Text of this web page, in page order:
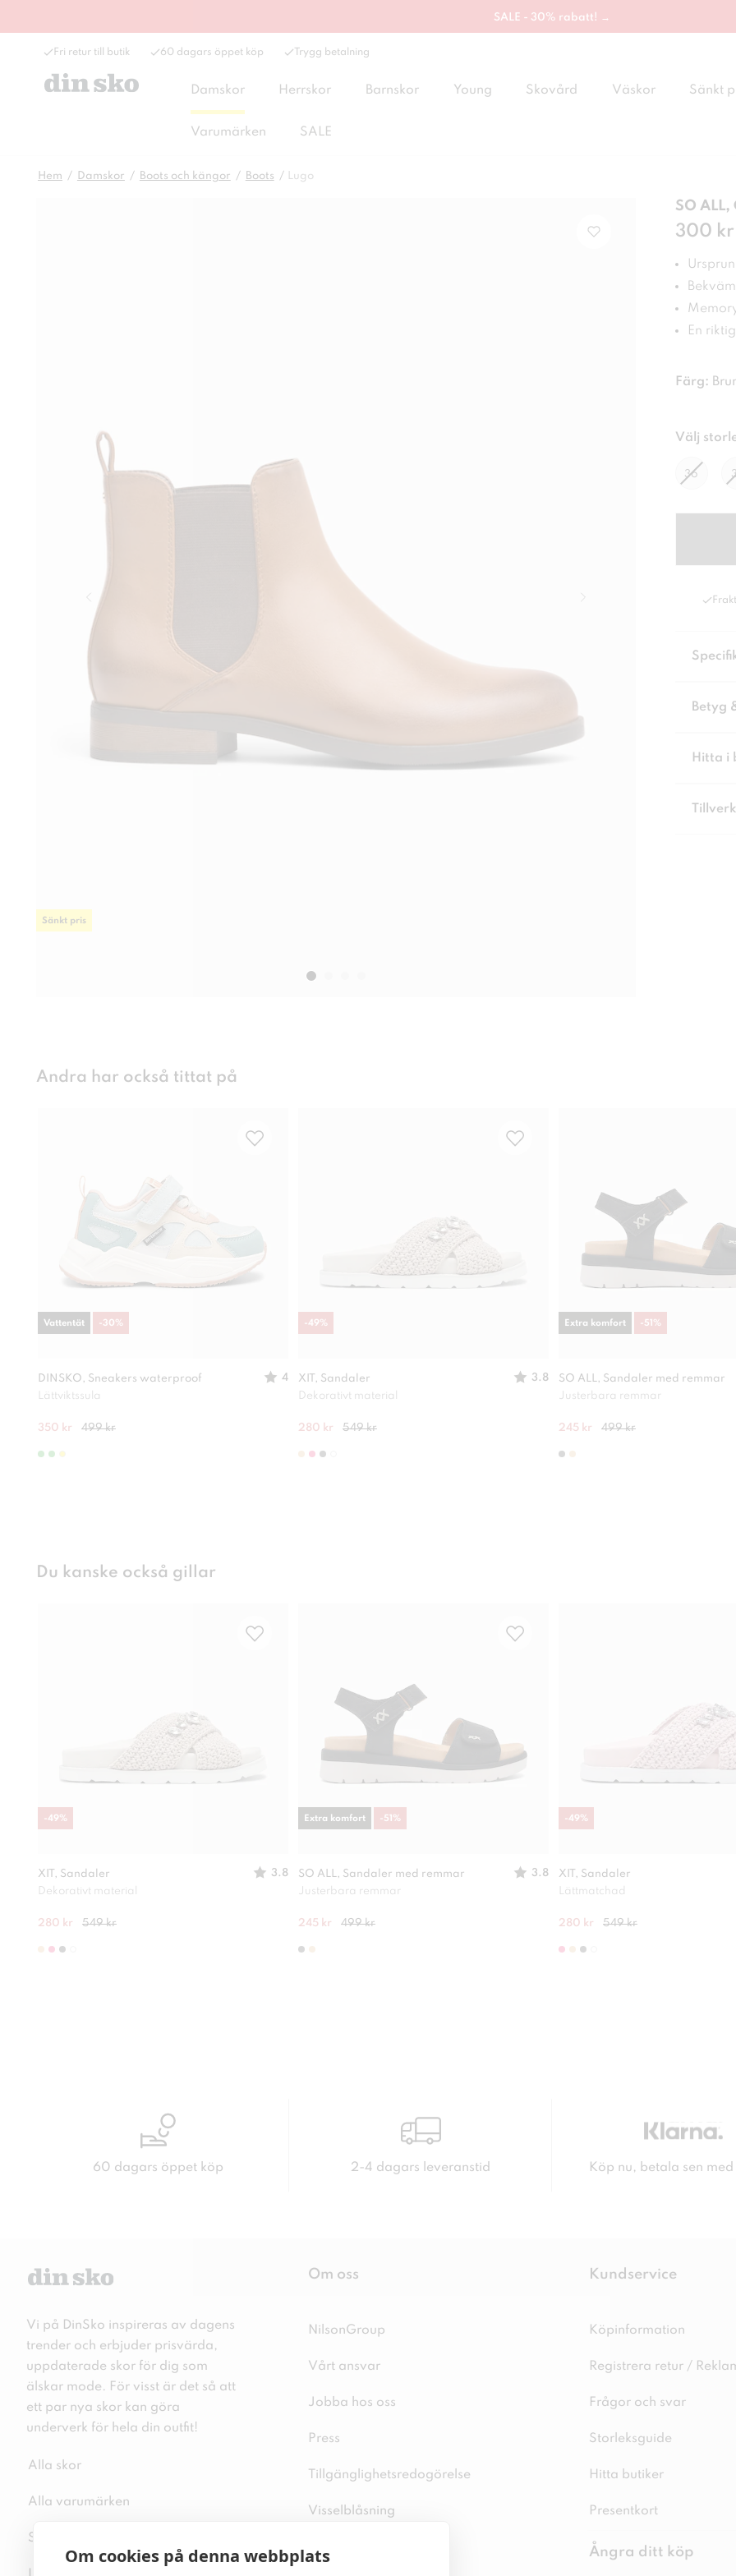
Om cookies på denna webbplats
SALE - 30% rabatt! →
Fri retur till butik 60 dagars öppet köp Trygg betalning
Damskor Herrskor Barnskor Young Skovård Väskor Sänkt
Varumärken SALE
Hem Damskor Boots och kängor Boots Lugo
Sänkt pris
SO
Pris:
300 kr
En
Färg:
Välj
36
Betyg
Hitta i
Andra har också tittat på
DINSKO, Sneakers waterproof
4
Lättviktssula
350 kr 499 kr
Vattentät -30%
XIT, Sandaler
3.8
Dekorativt material
280 kr 549 kr
-49%
SO ALL, Sandaler med remmar
Justerbara remmar
245 kr 499 kr
Extra komfort -51 %
Du kanske också gillar
XIT, Sandaler
3.8
Dekorativt material
280 kr 549 kr
-49%
SO ALL, Sandaler med remmar
3.8
Justerbara remmar
245 kr 499 kr
Extra komfort -51 %
XIT, Sandaler
Lättmatchad
280 kr 549 kr
-49%
60 dagars öppet köp 2-4 dagars leveranstid Köp nu, betala sen
Vi på DinSko inspireras av dagens
trender och erbjuder prisvärda,
uppdaterade skor för dig som
älskar mode. För visst är det så att
ett par nya skor kan göra
underverk för hela din outfit!
Alla skor
Alla varumärken
Sitemap
Om oss
NilsonGroup
Vårt ansvar
Jobba hos oss
Press
Tillgänglighetsredogörelse
Visselblåsning
Kundservice
Köpinformation
Registrera retur /
Frågor och svar
Storleksguide
Hitta butiker
Presentkort
Ångra ditt köp